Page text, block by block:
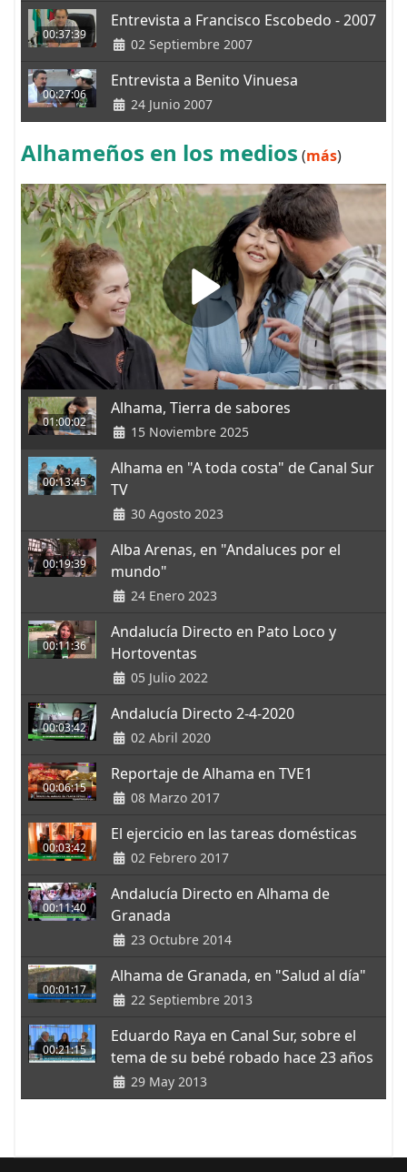
00:37:39
Entrevista a Francisco Escobedo - 2007
02 Septiembre 2007
00:27:06
Entrevista a Benito Vinuesa
24 Junio 2007
Alhameños en los medios (más)
01:00:02
Alhama, Tierra de sabores
15 Noviembre 2025
00:13:45
Alhama en "A toda costa" de Canal Sur
TV
30 Agosto 2023
00:19:39
Alba Arenas, en "Andaluces por el
mundo"
24 Enero 2023
00:11:36
Andalucía Directo en Pato Loco y
Hortoventas
05 Julio 2022
00:03:42
Andalucía Directo 2-4-2020
02 Abril 2020
00:06:15
Reportaje de Alhama en TVE1
08 Marzo 2017
00:03:42
El ejercicio en las tareas domésticas
02 Febrero 2017
00:11:40
Andalucía Directo en Alhama de
Granada
23 Octubre 2014
00:01:17
Alhama de Granada, en "Salud al día"
22 Septiembre 2013
00:21:15
Eduardo Raya en Canal Sur, sobre el
tema de su bebé robado hace 23 años
29 May 2013